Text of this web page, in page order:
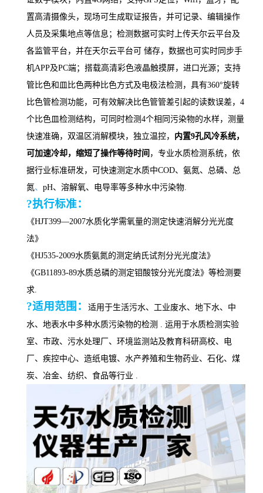
置高清摄像头，现场可生成取证报告，并可记录、编辑操作
人员及采集地点等信息 ； 检测数据可实时上传天尔云平台及
各监管平台，并在天尔云平台可 储存，数据也可实时同步手
机APP及PC端；搭载高清彩色液晶触摸屏，进口光源； 支持
管比色和皿比色两种比色方式及电极法检测，具有360°旋转
比色管检测功能，可有效解决比色管管差引起的读数误差， 4
个比色皿检测结构，可同时检测 4个相同污染物的水样， 测量
快速准确， 双温区消解模块，独立温控， 内置9孔风冷系统，
可加速冷却，缩短了操作等待时间 ， 专业水质检测系统， 依
据行业标准研发，可快速测定水质中COD、氨氮、总磷、总
氮、 pH、溶解氧、电导率等多种水中污染物.
?执行标准：
《HJT399—2007水质化学需氧量的测定快速消解分光光度
法》
《HJ535-2009水质氨氮的测定纳氏试剂分光光度法》
《GB11893-89水质总磷的测定钼酸铵分光光度法》 等检测要
求
?适用范围：
适用于生活污水、工业废水、地下水、中
水、地表水中多种水质污染物的检测
. 运用于水质检测实验
室、市政、污水处理厂、环境监测站及教育科研高校、电
厂、疾控中心、造纸电镀、水产养殖和生物药业、石化、煤
炭、冶金、纺织、食品等行业 .